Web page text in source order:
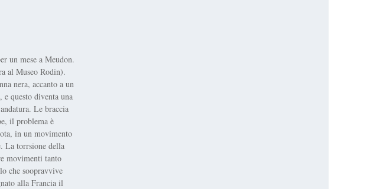
un mese a Meudon.
al Museo Rodin).
nera, accanto a un
e questo diventa una
Le braccia
il problema è
in un movimento
La torrsione della
movimenti tanto
che soopravvive
alla Francia il